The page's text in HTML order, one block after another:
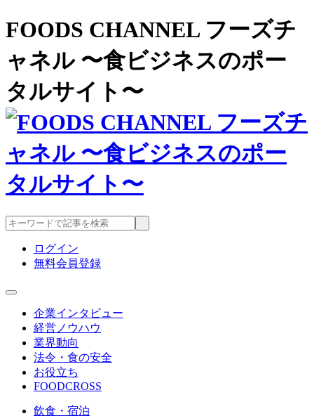
FOODS CHANNEL フーズチ
ャネル 〜食ビジネスのポー
タルサイト〜
ログイン
無料会員登録
企業インタビュー
経営ノウハウ
業界動向
法令・食の安全
お役立ち
FOODCROSS
飲食・宿泊